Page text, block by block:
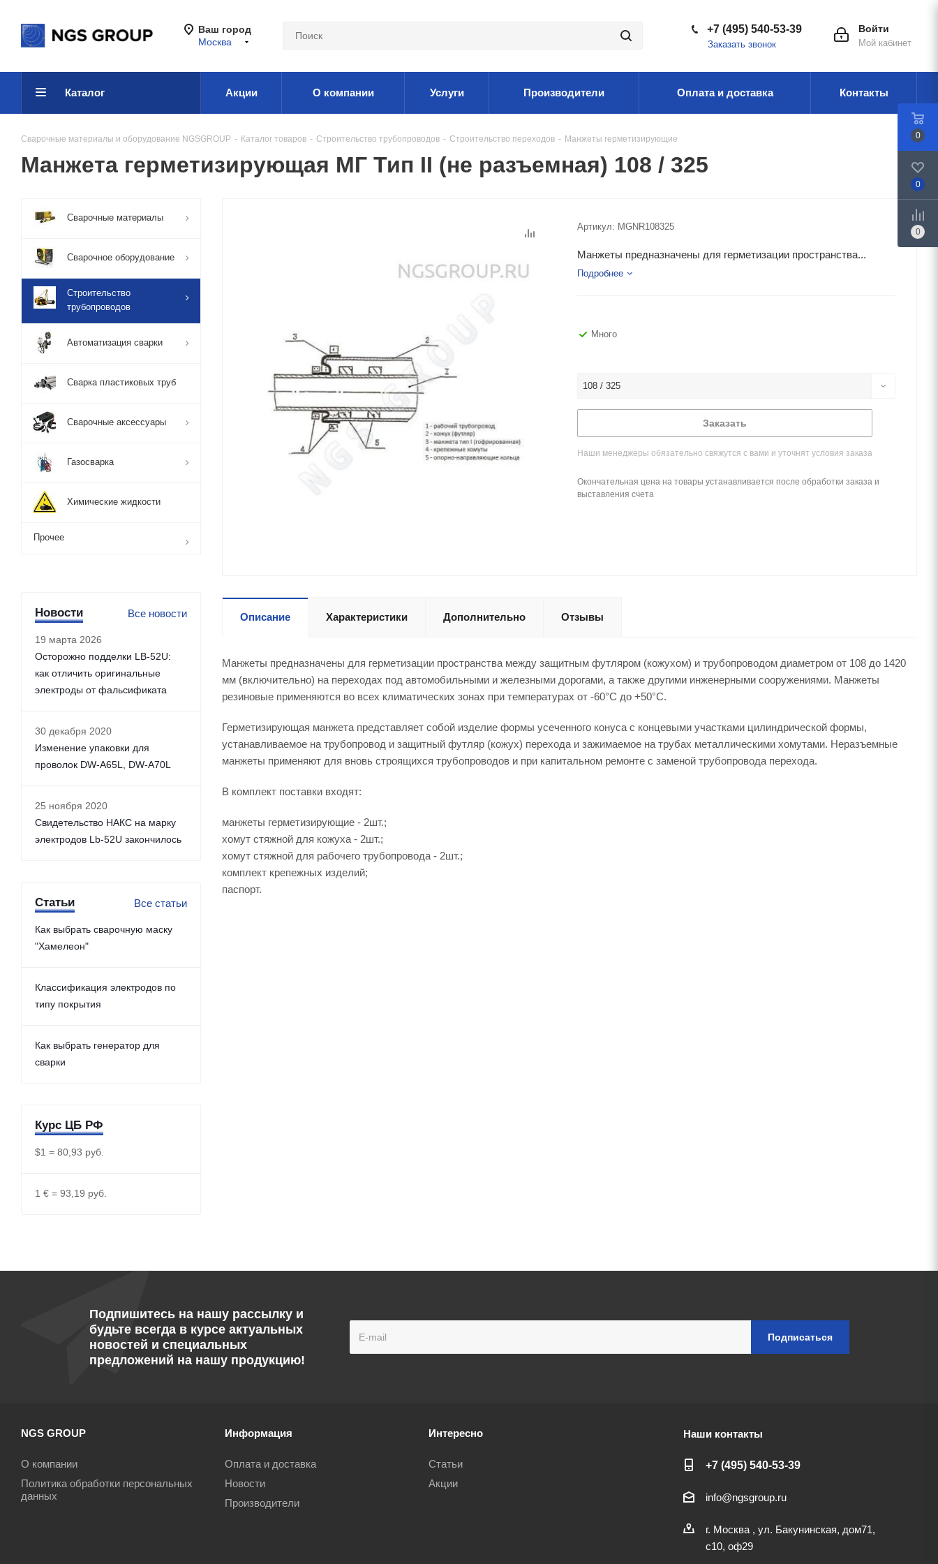
Ваш город
Москва
Войти
Мой кабинет
+7 (495) 540-53-39
Заказать звонок
Каталог Акции О компании Услуги Производители Оплата и доставка Контакты
Сварочные материалы и оборудование NGSGROUP - Каталог товаров - Строительство трубопроводов - Строительство переходов - Манжеты герметизирующие
Манжета герметизирующая МГ Тип II (не разъемная) 108 / 325
Артикул: MGNR108325
Манжеты предназначены для герметизации пространства...
Подробнее
Много
108 / 325
Заказать
Наши менеджеры обязательно свяжутся с вами и уточнят условия заказа
Окончательная цена на товары устанавливается после обработки заказа и
выставления счета
Описание Характеристики Дополнительно Отзывы
Манжеты предназначены для герметизации пространства между защитным футляром (кожухом) и трубопроводом диаметром от 108 до 1420
мм (включительно) на переходах под автомобильными и железными дорогами, а также другими инженерными сооружениями. Манжеты
резиновые применяются во всех климатических зонах при температурах от -60°С до +50°С.
Герметизирующая манжета представляет собой изделие формы усеченного конуса с концевыми участками цилиндрической формы,
устанавливаемое на трубопровод и защитный футляр (кожух) перехода и зажимаемое на трубах металлическими хомутами. Неразъемные
манжеты применяют для вновь строящихся трубопроводов и при капитальном ремонте с заменой трубопровода перехода.
В комплект поставки входят:
манжеты герметизирующие - 2шт.;
хомут стяжной для кожуха - 2шт.;
хомут стяжной для рабочего трубопровода - 2шт.;
комплект крепежных изделий;
паспорт.
Сварочные материалы
Сварочное оборудование
Строительство
трубопроводов
Автоматизация сварки
Сварка пластиковых труб
Сварочные аксессуары
Газосварка
Химические жидкости
Прочее
Новости Все новости
19 марта 2026
Осторожно подделки LB-52U:
как отличить оригинальные
электроды от фальсификата
30 декабря 2020
Изменение упаковки для
проволок DW-A65L, DW-A70L
25 ноября 2020
Свидетельство НАКС на марку
электродов Lb-52U закончилось
Статьи Все статьи
Как выбрать сварочную маску
"Хамелеон"
Классификация электродов по
типу покрытия
Как выбрать генератор для
сварки
Курс ЦБ РФ
$1 = 80,93 руб.
1 € = 93,19 руб.
Подпишитесь на нашу рассылку и
будьте всегда в курсе актуальных
новостей и специальных
предложений на нашу продукцию!
NGS GROUP
О компании
Политика обработки персональных
данных
Информация
Оплата и доставка
Новости
Производители
Интересно
Статьи
Акции
Наши контакты
+7 (495) 540-53-39
info@ngsgroup.ru
г. Москва , ул. Бакунинская, дом71,
с10, оф29
0
0
0